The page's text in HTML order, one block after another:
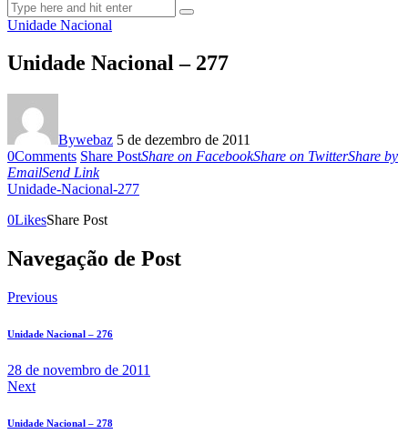
Unidade Nacional
Unidade Nacional – 277
Bywebaz 5 de dezembro de 2011
0Comments Share PostShare on FacebookShare on TwitterShare by
EmailSend Link
Unidade-Nacional-277
0LikesShare Post
Navegação de Post
Previous
Unidade Nacional – 276
28 de novembro de 2011
Next
Unidade Nacional – 278